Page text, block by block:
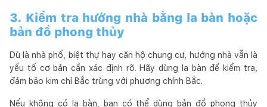
3. Kiểm tra hướng nhà bằng la bàn hoặc
bản đồ phong thủy
Dù là nhà phố, biệt thự hay căn hộ chung cư, hướng nhà vẫn là
yếu tố cơ bản cần xác định rõ. Hãy dùng la bàn để kiểm tra,
đảm bảo kim chỉ Bắc trùng với phương chính Bắc.
Nếu không có la bàn, bạn có thể dùng bản đồ phong thủy